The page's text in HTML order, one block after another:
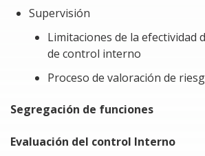
Supervisión
Limitaciones de la efectividad
de control interno
Proceso de valoración de
Segregación de funciones
Evaluación del control Interno